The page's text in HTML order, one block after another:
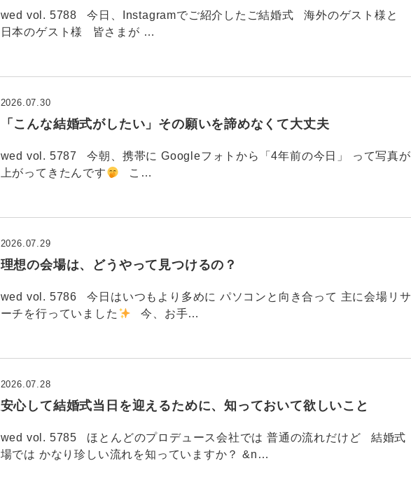
wed vol. 5788 今日、Instagramでご紹介したご結婚式 海外のゲスト様と
日本のゲスト様 皆さまが …
「こんな結婚式がしたい」その願いを諦めなくて大丈夫
2026.07.30
wed vol. 5787 今朝、携帯に Googleフォトから「4年前の今日」 って写真が
上がってきたんです
こ…
理想の会場は、どうやって見つけるの？
2026.07.29
wed vol. 5786 今日はいつもより多めに パソコンと向き合って 主に会場リサ
ーチを行っていました
今、お手…
安心して結婚式当日を迎えるために、知っておいて欲しいこと
2026.07.28
wed vol. 5785 ほとんどのプロデュース会社では 普通の流れだけど 結婚式
場では かなり珍しい流れを知っていますか？ &n…